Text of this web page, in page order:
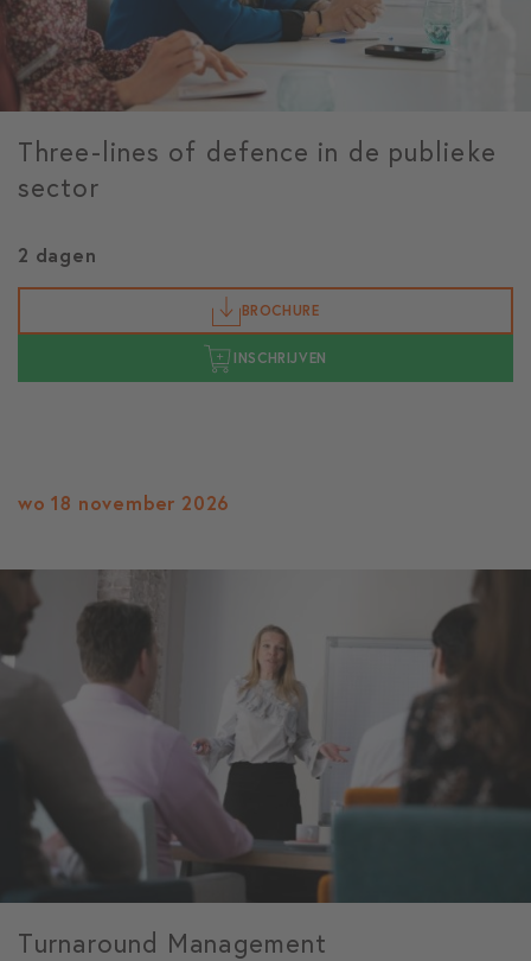
Three-lines of defence in de publieke
sector
2 dagen
BROCHURE
INSCHRIJVEN
wo 18 november 2026
Turnaround Management